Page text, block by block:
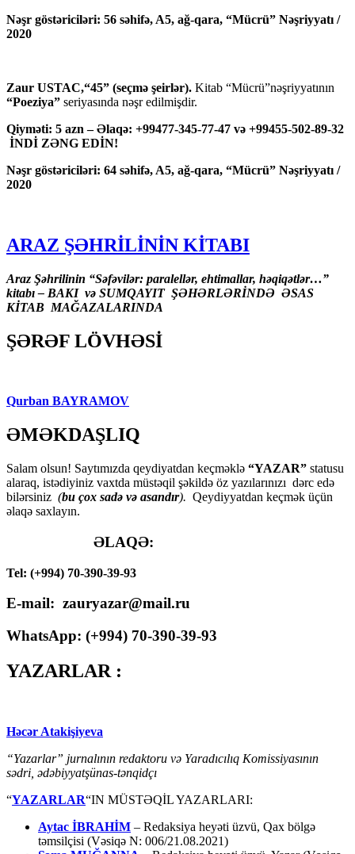
Nəşr göstəriciləri: 56 səhifə, A5, ağ-qara, “Mücrü” Nəşriyyatı /
2020
Zaur USTAC,“45” (seçmə şeirlər). Kitab “Mücrü”nəşriyyatının
“Poeziya” seriyasında nəşr edilmişdir.
Qiyməti: 5 azn – Əlaqə: +99477-345-77-47 və +99455-502-89-32
İNDİ ZƏNG EDİN!
Nəşr göstəriciləri: 64 səhifə, A5, ağ-qara, “Mücrü” Nəşriyyatı /
2020
ARAZ ŞƏHRİLİNİN KİTABI
Araz Şəhrilinin “Səfəvilər: paralellər, ehtimallar, həqiqətlər…”
kitabı – BAKI və SUMQAYIT ŞƏHƏRLƏRİNDƏ ƏSAS
KİTAB MAĞAZALARINDA
ŞƏRƏF LÖVHƏSİ
Qurban BAYRAMOV
ƏMƏKDAŞLIQ
Salam olsun! Saytımızda qeydiyatdan keçməklə “YAZAR” statusu
alaraq, istədiyiniz vaxtda müstəqil şəkildə öz yazılarınızı dərc edə
bilərsiniz (bu çox sadə və asandır). Qeydiyyatdan keçmək üçün
əlaqə saxlayın.
ƏLAQƏ:
Tel: (+994) 70-390-39-93
E-mail: zauryazar@mail.ru
WhatsApp: (+994) 70-390-39-93
YAZARLAR :
Həcər Atakişiyeva
“Yazarlar” jurnalının redaktoru və Yaradıcılıq Komissiyasının
sədri, ədəbiyyatşünas-tənqidçı
“YAZARLAR“IN MÜSTƏQİL YAZARLARI:
Aytac İBRAHİM – Redaksiya heyəti üzvü, Qax bölgə
təmsilçisi (Vəsiqə N: 006/21.08.2021)